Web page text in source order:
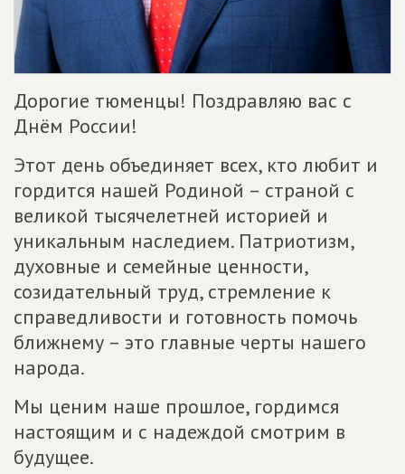
Дорогие тюменцы! Поздравляю вас с
Днём России!
Этот день объединяет всех, кто любит и
гордится нашей Родиной – страной с
великой тысячелетней историей и
уникальным наследием. Патриотизм,
духовные и семейные ценности,
созидательный труд, стремление к
справедливости и готовность помочь
ближнему – это главные черты нашего
народа.
Мы ценим наше прошлое, гордимся
настоящим и с надеждой смотрим в
будущее.